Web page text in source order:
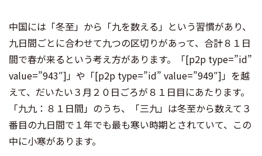
中国には「冬至」から「九を数える」という習慣があり、
九日間ごとに合わせて九つの区切りがあって、合計８１日
間で春が来るという考え方があります。「[p2p type=”id”
value=”943″]」や「[p2p type=”id” value=”949″]」を越
えて、だいたい３月２０日ごろが８１日目にあたります。
「九九：８１日間」のうち、「三九」は冬至から数えて３
番目の九日間で１年でも最も寒い時期とされていて、この
中に小寒があります。